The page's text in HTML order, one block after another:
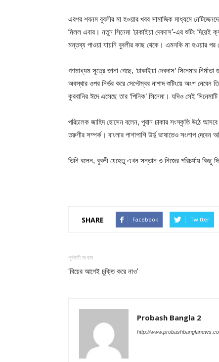
এরপর শবনম বুবলীর মা হওয়ার খবর সামাজিক মাধ্যমে
মিলল এবার। নতুন সিনেমা ‘ঢাকাইয়া দেবদাস’-এর শুটিং দিয়েই
মন্তব্য পাওয়া যায়নি বুবলীর কাছ থেকে। এমনকি মা হওয়ার
গণমাধ্যম সূত্রে জানা গেছে, ‘ঢাকাইয়া দেবদাস’ সিনেমার
অবস্থার ওপর নির্ভর করে সেপ্টেম্বর নাগাদ শুটিংয়ে অংশ
কুরবানির ঈদে এসেছে তার ‘পিনিক’ সিনেমা। যদিও সেই সিনেমাটি
পরিচালক জাহিদ হোসেন বলেন, পুরান ঢাকার সংস্কৃতি উঠে
তরুণীর সম্পর্ক। বাংলার পাশাপাশি উর্দু ভাষাতেও সংলাপ দেবেন
তিনি বলেন, বুবলী যেহেতু এখন সন্তান ও নিজের পরিচর্যায়
SHARE Facebook Twitter
পূর্ববর্তী সংবাদ
‘বিয়ের আগেই চুক্তি করে নাও’
Probash Bangla 2
http://